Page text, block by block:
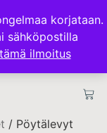
korjataan.
sähköpostilla
ilmoitus
/ Pöytälevyt